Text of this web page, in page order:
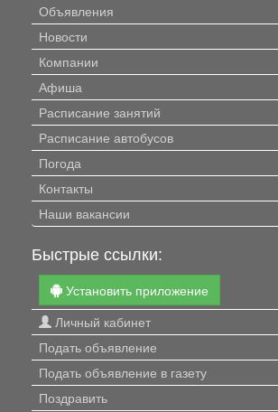
Объявления
Новости
Компании
Афиша
Расписание занятий
Расписание автобусов
Погода
Контакты
Наши вакансии
Быстрые ссылки:
Установить приложение
Личный кабинет
Подать объявление
Подать объявление в газету
Поздравить